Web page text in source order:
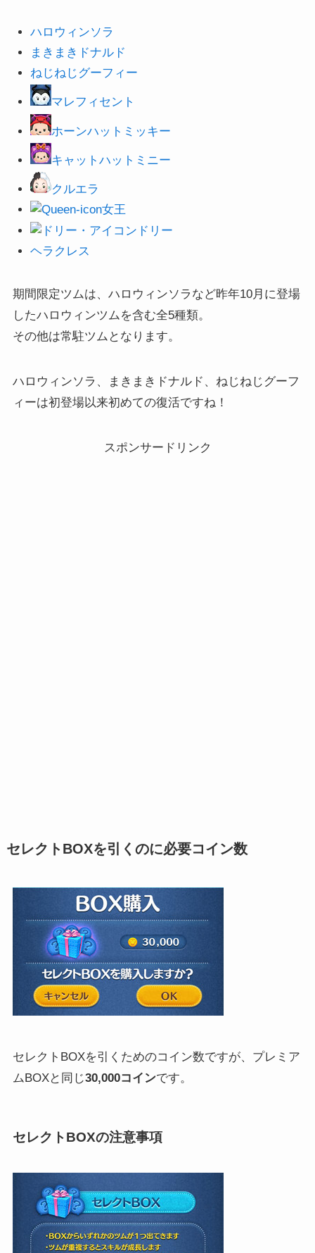
ハロウィンソラ
まきまきドナルド
ねじねじグーフィー
マレフィセント
ホーンハットミッキー
キャットハットミニー
クルエラ
女王
ドリー
ヘラクレス
期間限定ツムは、ハロウィンソラなど昨年10月に登場
したハロウィンツムを含む全5種類。
その他は常駐ツムとなります。
ハロウィンソラ、まきまきドナルド、ねじねじグーフ
ィーは初登場以来初めての復活ですね！
スポンサードリンク
セレクトBOXを引くのに必要コイン数
セレクトBOXを引くためのコイン数ですが、プレミア
ムBOXと同じ30,000コインです。
セレクトBOXの注意事項